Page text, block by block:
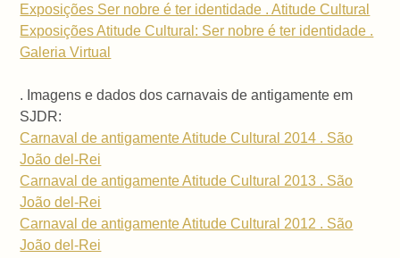
Exposições Ser nobre é ter identidade . Atitude Cultural
Exposições Atitude Cultural: Ser nobre é ter identidade .
Galeria Virtual
. Imagens e dados dos carnavais de antigamente em
SJDR:
Carnaval de antigamente Atitude Cultural 2014 . São
João del-Rei
Carnaval de antigamente Atitude Cultural 2013 . São
João del-Rei
Carnaval de antigamente Atitude Cultural 2012 . São
João del-Rei